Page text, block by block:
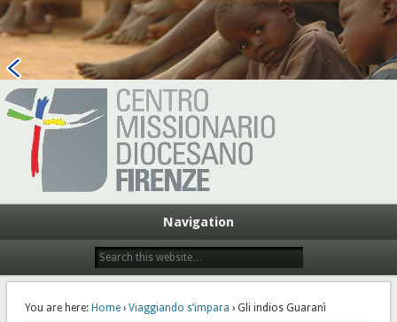
Centro Missionario Diocesano
Firenze
Navigation
You are here: Home› Viaggiando s’impara › Gli indios Guaranì